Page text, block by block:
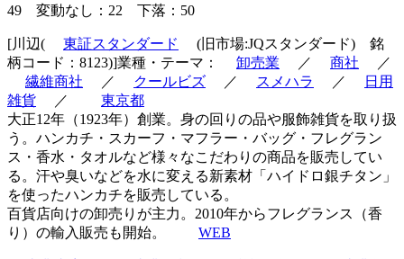
49 変動なし：22 下落：50
[川辺( 東証スタンダード
(旧市場:JQスタンダード) 銘
柄コード：8123)]業種・テーマ：
卸売業 ／ 商社
／
繊維商社
／ クールビズ ／ スメハラ ／
日用
雑貨
／
東京都
大正12年（1923年）創業。身の回りの品や服飾雑貨を取り扱
う。ハンカチ・スカーフ・マフラー・バッグ・フレグラン
ス・香水・タオルなど様々なこだわりの商品を販売してい
る。汗や臭いなどを水に変える新素材「ハイドロ銀チタン」
を使ったハンカチを販売している。
百貨店向けの卸売りが主力。2010年からフレグランス（香
り）の輸入販売も開始。
WEB